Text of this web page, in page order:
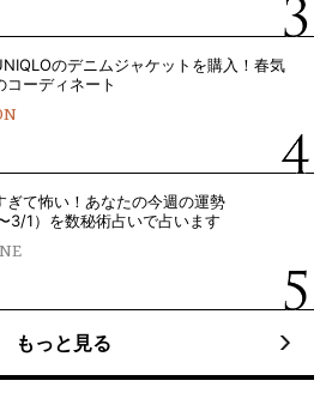
のデニムジャケットを購入！春気
コーディネート
ぎて怖い！あなたの今週の運勢
3/1）を数秘術占いで占います
もっと見る